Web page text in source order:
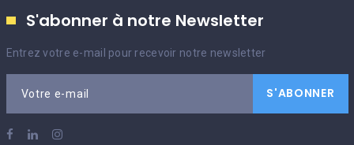
S'abonner à notre Newsletter
Entrez votre e-mail pour recevoir notre newsletter
Votre e-mail S'ABONNER